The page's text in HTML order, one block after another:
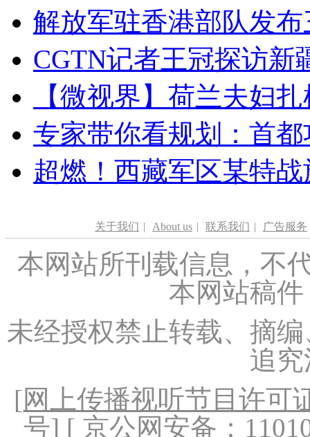
解放军驻香港部队发
CGTN记者王冠探访新
【微视界】荷兰夫妇
专家带你看规划：首
超燃！西藏军区某特
关于我们 | About us | 联系我们 | 广告服务
本网站所刊载信息，不
本网站稿
未经授权禁止转载、摘
追
[网上传播视听节目许可
号] [ 京公网安备：